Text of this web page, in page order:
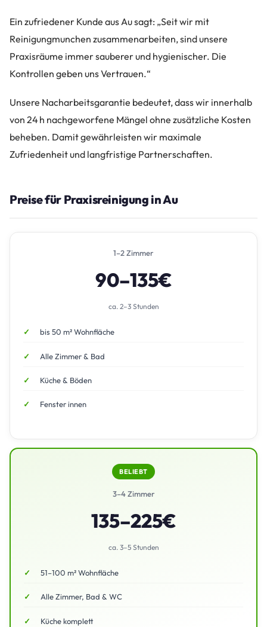
Ein zufriedener Kunde aus Au sagt: „Seit wir mit
Reinigungmunchen zusammenarbeiten, sind unsere
Praxisräume immer sauberer und hygienischer. Die
Kontrollen geben uns Vertrauen.“
Unsere Nacharbeitsgarantie bedeutet, dass wir innerhalb
von 24 h nachgeworfene Mängel ohne zusätzliche Kosten
beheben. Damit gewährleisten wir maximale
Zufriedenheit und langfristige Partnerschaften.
Preise für Praxisreinigung in Au
1–2 Zimmer
90–135€
ca. 2–3 Stunden
bis 50 m² Wohnfläche
Alle Zimmer & Bad
Küche & Böden
Fenster innen
BELIEBT
3–4 Zimmer
135–225€
ca. 3–5 Stunden
51–100 m² Wohnfläche
Alle Zimmer, Bad & WC
Küche komplett